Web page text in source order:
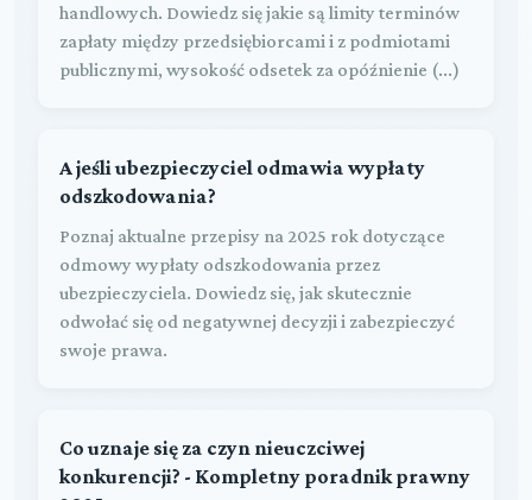
handlowych. Dowiedz się jakie są limity terminów
zapłaty między przedsiębiorcami i z podmiotami
publicznymi, wysokość odsetek za opóźnienie (...)
A jeśli ubezpieczyciel odmawia wypłaty
odszkodowania?
Poznaj aktualne przepisy na 2025 rok dotyczące
odmowy wypłaty odszkodowania przez
ubezpieczyciela. Dowiedz się, jak skutecznie
odwołać się od negatywnej decyzji i zabezpieczyć
swoje prawa.
Co uznaje się za czyn nieuczciwej
konkurencji? - Kompletny poradnik prawny